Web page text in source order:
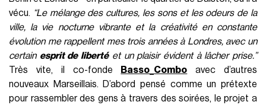
vécu. “Le mélange des cultures, les sons et les odeurs de la
ville, la vie nocturne vibrante et la créativité en constante
évolution me rappellent mes trois années à Londres, avec un
certain esprit de libertéet un plaisir évident à lâcher prise.”
Très vite, il co-fonde
Basso_Combo avec d’autres
nouveaux Marseillais. D’abord pensé comme un prétexte
pour rassembler des gens à travers des soirées, le projet a